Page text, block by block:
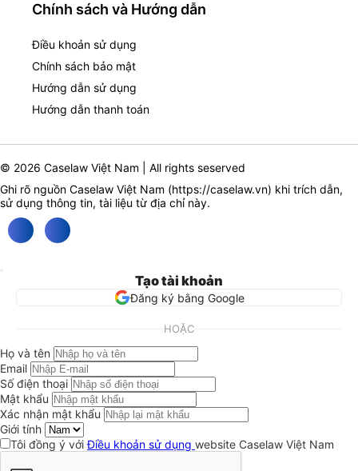
Chính sách và Hướng dẫn
Điều khoản sử dụng
Chính sách bảo mật
Hướng dẫn sử dụng
Hướng dẫn thanh toán
© 2026 Caselaw Việt Nam | All rights seserved
Ghi rõ nguồn Caselaw Việt Nam (https://caselaw.vn) khi trích dẫn,
sử dụng thông tin, tài liệu từ địa chỉ này.
Tạo tài khoản
Đăng ký bằng Google
HOẶC
Họ và tên
Email
Số điện thoại
Mật khẩu
Xác nhận mật khẩu
Giới tính
Tôi đồng ý vớiĐiều khoản sử dụng website Caselaw Việt Nam